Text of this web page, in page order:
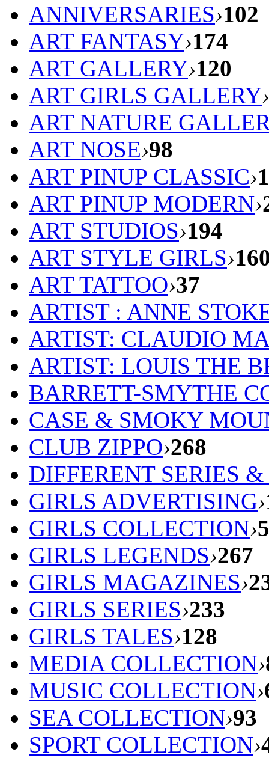
ANNIVERSARIES›102
ART FANTASY›174
ART GALLERY›120
ART GIRLS GALLERY›
ART NATURE
ART NOSE›98
ART PINUP CLASSIC›
ART PINUP MODERN›
ART STUDIOS›194
ART STYLE GIRLS›
ART TATTOO›37
ARTIST : ANNE
ARTIST: CLAUDIO
ARTIST: LOUIS THE
BARRETT-SMYTHE
CASE & SMOKY
CLUB ZIPPO›268
DIFFERENT SERIES
GIRLS ADVERTISING›
GIRLS COLLECTION›
GIRLS LEGENDS›267
GIRLS MAGAZINES›
GIRLS SERIES›233
GIRLS TALES›128
MEDIA COLLECTION›
MUSIC COLLECTION›
SEA COLLECTION›93
SPORT COLLECTION›